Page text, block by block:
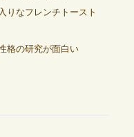
りなフレンチトースト
格の研究が面白い